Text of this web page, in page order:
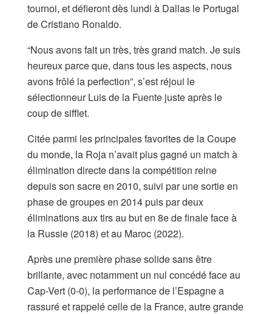
tournoi, et défieront dès lundi à Dallas le Portugal
de Cristiano Ronaldo.
“Nous avons fait un très, très grand match. Je suis
heureux parce que, dans tous les aspects, nous
avons frôlé la perfection”, s’est réjoui le
sélectionneur Luis de la Fuente juste après le
coup de sifflet.
Citée parmi les principales favorites de la Coupe
du monde, la Roja n’avait plus gagné un match à
élimination directe dans la compétition reine
depuis son sacre en 2010, suivi par une sortie en
phase de groupes en 2014 puis par deux
éliminations aux tirs au but en 8e de finale face à
la Russie (2018) et au Maroc (2022).
Après une première phase solide sans être
brillante, avec notamment un nul concédé face au
Cap-Vert (0-0), la performance de l’Espagne a
rassuré et rappelé celle de la France, autre grande